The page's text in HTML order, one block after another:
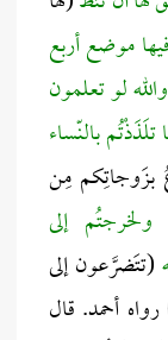
موضع أربع
لو تعلمون
بالنّساء
بزَوجاتِكم مِن
ولخرجتُم إلى
(تتَضرَّعون إلى
أحمد. قال